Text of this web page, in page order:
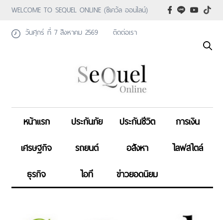
WELCOME TO SEQUEL ONLINE (ซีเคว้ล ออนไลน์)
วันศุกร์ ที่ 7 สิงหาคม 2569
ติดต่อเรา
หน้าแรก ประกันภัย ประกันชีวิต
การเงิน
เศรษฐกิจ
รถยนต์ อสังหา
ไลฟสไตล์
ธุรกิจ
ไอที ข่าวยอดนิยม